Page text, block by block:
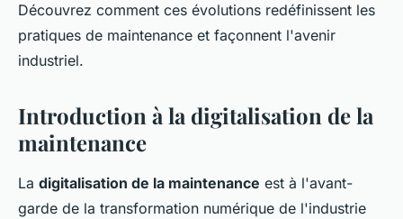
Découvrez comment ces évolutions redéfinissent les
pratiques de maintenance et façonnent l'avenir
industriel.
Introduction à la digitalisation de la
maintenance
La digitalisation de la maintenance est à l'avant-
garde de la transformation numérique de l'industrie